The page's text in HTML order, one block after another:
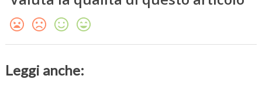
Leggi anche: